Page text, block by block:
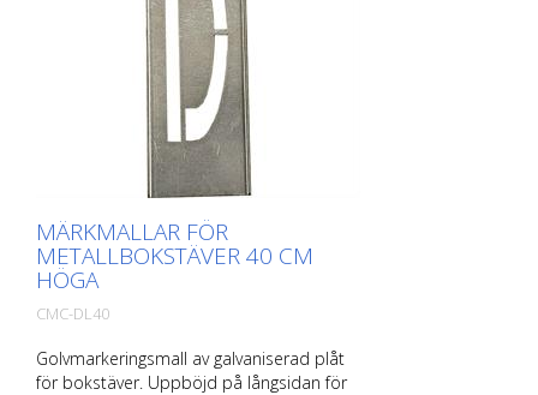
MÄRKMALLAR FÖR
METALLBOKSTÄVER 40 CM
HÖGA
CMC-DL40
Golvmarkeringsmall av galvaniserad plåt
för bokstäver. Uppböjd på långsidan för